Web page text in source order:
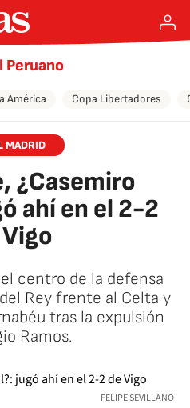
Peruano
América Copa Libertadores
MADRID
¿Casemiro
ahí en el 2-2
centro de la defensa
Rey frente al Celta y
tras la expulsión
Ramos.
FELIPE SEVILLANO